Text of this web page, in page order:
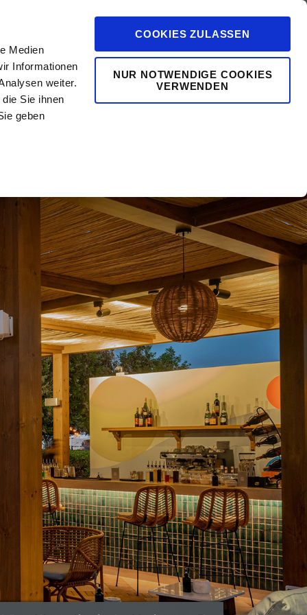
Medien
Informationen
weiter.
Sie ihnen
geben
COOKIES ZULASSEN
NUR NOTWENDIGE COOKIES
VERWENDEN